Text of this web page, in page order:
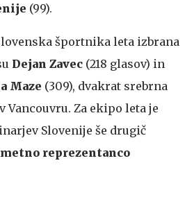
(99).
športnika leta izbrana
Dejan Zavec (218 glasov) in
Maze (309), dvakrat srebrna
Za ekipo leta je
Slovenije še drugič
reprezentanco